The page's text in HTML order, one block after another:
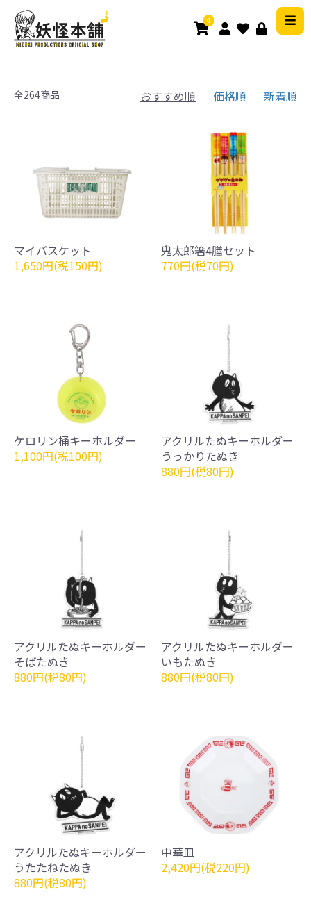
0
全264商品 おすすめ順 価格順 新着順
マイバスケット
1,650円(税150円)
鬼太郎箸4膳セット
770円(税70円)
ケロリン桶キーホルダー
1,100円(税100円)
アクリルたぬキーホルダー
うっかりたぬき
880円(税80円)
アクリルたぬキーホルダー
そばたぬき
880円(税80円)
アクリルたぬキーホルダー
いもたぬき
880円(税80円)
アクリルたぬキーホルダー
うたたねたぬき
880円(税80円)
中華皿
2,420円(税220円)